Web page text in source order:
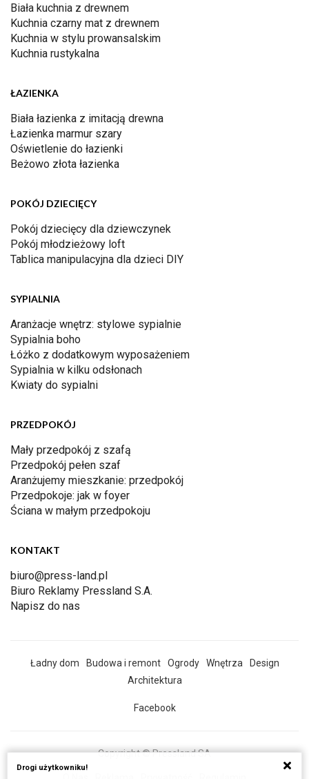
Biała kuchnia z drewnem
Kuchnia czarny mat z drewnem
Kuchnia w stylu prowansalskim
Kuchnia rustykalna
ŁAZIENKA
Biała łazienka z imitacją drewna
Łazienka marmur szary
Oświetlenie do łazienki
Beżowo złota łazienka
POKÓJ DZIECIĘCY
Pokój dziecięcy dla dziewczynek
Pokój młodzieżowy loft
Tablica manipulacyjna dla dzieci DIY
SYPIALNIA
Aranżacje wnętrz: stylowe sypialnie
Sypialnia boho
Łóżko z dodatkowym wyposażeniem
Sypialnia w kilku odsłonach
Kwiaty do sypialni
PRZEDPOKÓJ
Mały przedpokój z szafą
Przedpokój pełen szaf
Aranżujemy mieszkanie: przedpokój
Przedpokoje: jak w foyer
Ściana w małym przedpokoju
KONTAKT
biuro@press-land.pl
Biuro Reklamy Pressland S.A.
Napisz do nas
Ładny dom Budowa i remont Ogrody Wnętrza
Design
Architektura
Facebook
Copyright © Pressland SA
Drogi użytkowniku!